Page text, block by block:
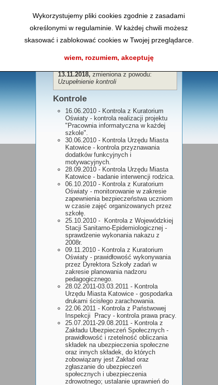
Wykorzystujemy pliki cookies zgodnie z zasadami
określonymi w regulaminie. W każdej chwili możesz
skasować i zablokować cookies w Twojej przeglądarce.
wiem, rozumiem, akceptuję
menu
13.11.2018, zmieniona z powodu:
Uzupełnienie kontroli
Kontrole
16.06.2010 - Kontrola z Kuratorium
Oświaty - kontrola realizacji projektu
"Pracownia informatyczna w każdej
szkole".
30.06.2010 - Kontrola Urzędu Miasta
Katowice - kontrola przyznawania
dodatków funkcyjnych i
motywacyjnych.
28.09.2010 - Kontrola Urzędu Miasta
Katowice - badanie interwencji rodzica.
06.10.2010 - Kontrola z Kuratorium
Oświaty - monitorowanie w zakresie
zapewnienia bezpieczeństwa uczniom
w czasie zajęć organizowanych przez
szkołę.
25.10.2010 - Kontrola z Wojewódzkiej
Stacji Sanitarno-Epidemiologicznej -
sprawdzenie wykonania nakazu z
2008r.
09.11.2010 - Kontrola z Kuratorium
Oświaty - prawidłowość wykonywania
przez Dyrektora Szkoły zadań w
zakresie planowania nadzoru
pedagogicznego.
28.02.2011-03.03.2011 - Kontrola
Urzędu Miasta Katowice - gospodarka
drukami ścisłego zarachowania.
22.06.2011 - Kontrola z Państwowej
Inspekcji Pracy - kontrola prawa pracy.
25.07.2011-29.08.2011 - Kontrola z
Zakładu Ubezpieczeń Społecznych -
prawidłowość i rzetelność obliczania
składek na ubezpieczenia społeczne
oraz innych składek, do których
zobowiązany jest Zakład oraz
zgłaszanie do ubezpieczeń
społecznych i ubezpieczenia
zdrowotnego; ustalanie uprawnień do